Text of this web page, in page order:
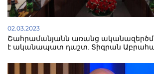
02.03.2023
Շահրամանյանն առանց
է ականապատ դաշտ. Տիգրան